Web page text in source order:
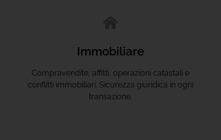
Immobiliare
Compravendite, affitti, operazioni catastali e
conflitti immobiliari. Sicurezza giuridica in ogni
transazione.